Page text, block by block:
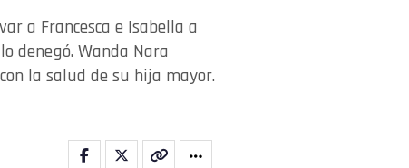
a Francesca e Isabella a
denegó. Wanda Nara
la salud de su hija mayor.